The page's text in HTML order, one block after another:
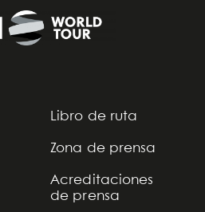
Libro de ruta
Zona de prensa
Acreditaciones
de prensa